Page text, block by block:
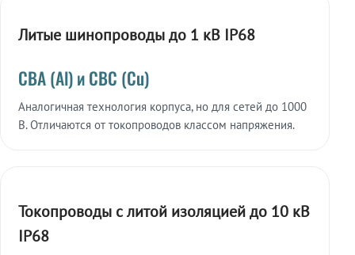
Литые шинопроводы до 1 кВ IP68
СВА (Al) и СВС (Cu)
Аналогичная технология корпуса, но для сетей до 1000
В. Отличаются от токопроводов классом напряжения.
Токопроводы с литой изоляцией до 10 кВ
IP68